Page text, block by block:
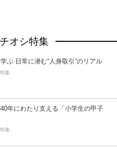
オシ特集
ぶ 日常に潜む“人身取引”のリアル
集
年にわたり支える「小学生の甲子
集